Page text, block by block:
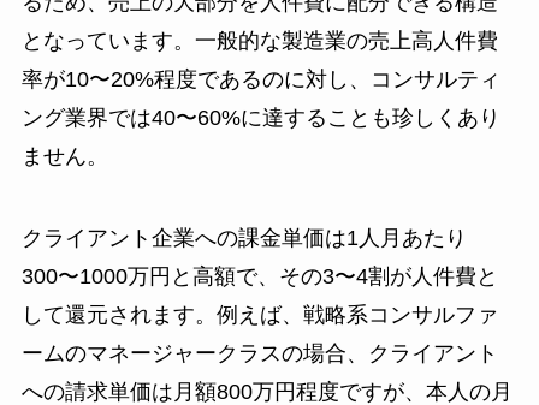
となっています。一般的な製造業の売上高人件費
率が10〜20%程度であるのに対し、コンサルティ
ング業界では40〜60%に達することも珍しくあり
ません。
クライアント企業への課金単価は1人月あたり
300〜1000万円と高額で、その3〜4割が人件費と
して還元されます。例えば、戦略系コンサルファ
ームのマネージャークラスの場合、クライアント
への請求単価は月額800万円程度ですが、本人の月